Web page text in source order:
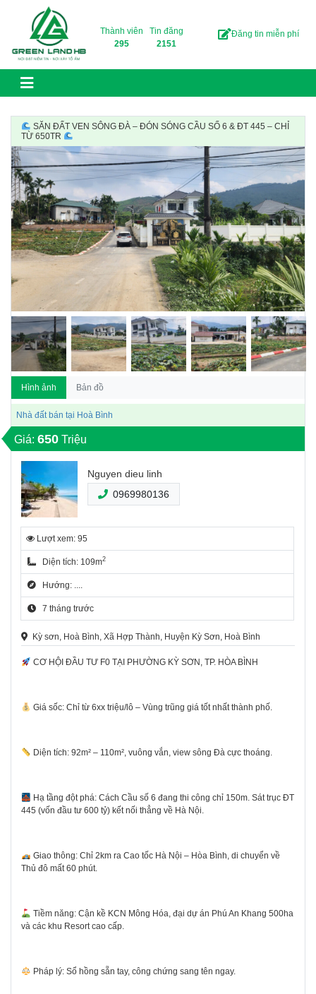
Skip to content
Thành viên
295
Tin đăng
2151
Đăng tin miễn phí
SĂN ĐẤT VEN SÔNG ĐÀ – ĐÓN SÓNG CẦU SỐ 6 & ĐT 445 – CHỈ
TỪ 650TR
Hình ảnh Bản đồ
Nhà đất bán tại Hoà Bình
Giá:650 Triệu
Nguyen dieu linh
0969980136
Lượt xem: 95
Diện tích: 109m2
Hướng: ....
7 tháng trước
Kỳ sơn, Hoà Bình, Xã Hợp Thành, Huyện Kỳ Sơn, Hoà Bình
CƠ HỘI ĐẦU TƯ F0 TẠI PHƯỜNG KỲ SƠN, TP. HÒA BÌNH
Giá sốc: Chỉ từ 6xx triệu/lô – Vùng trũng giá tốt nhất thành phố.
Diện tích: 92m² – 110m², vuông vắn, view sông Đà cực thoáng.
Hạ tầng đột phá: Cách Cầu số 6 đang thi công chỉ 150m. Sát trục ĐT
445 (vốn đầu tư 600 tỷ) kết nối thẳng về Hà Nội.
Giao thông: Chỉ 2km ra Cao tốc Hà Nội – Hòa Bình, di chuyển về
Thủ đô mất 60 phút.
Tiềm năng: Cận kề KCN Mông Hóa, đại dự án Phú An Khang 500ha
và các khu Resort cao cấp.
Pháp lý: Sổ hồng sẵn tay, công chứng sang tên ngay.